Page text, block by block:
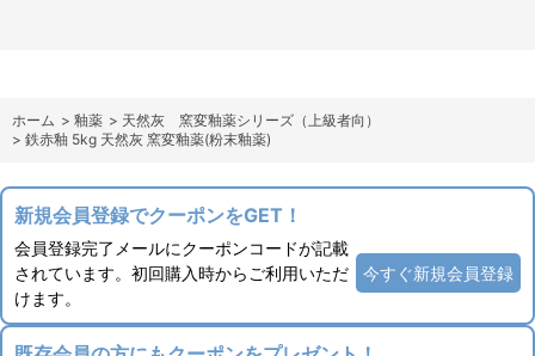
ホーム > 釉薬 > 天然灰 窯変釉薬シリーズ（上級者向）
> 鉄赤釉 5kg 天然灰 窯変釉薬(粉末釉薬)
新規会員登録でクーポンをGET！
会員登録完了メールにクーポンコードが記載
されています。初回購入時からご利用いただ
けます。
今すぐ新規会員登録